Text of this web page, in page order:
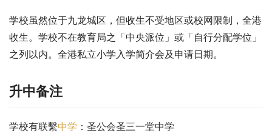
学校虽然位于九龙城区，但收生不受地区或校网限制，全港
收生。学校不在教育局之「中央派位」或「自行分配学位」
之列以内。全港私立小学入学简介会及申请日期。
升中备注
学校有联繫中学 ：圣公会圣三一堂中学